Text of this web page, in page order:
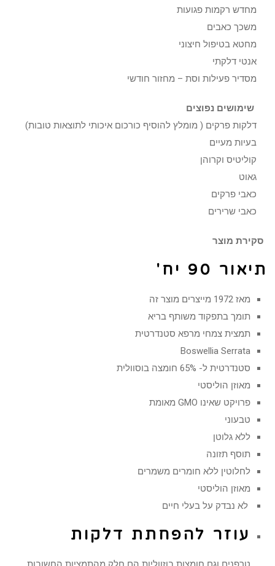
מחדש רקמות פגועות
משכך כאבים
מחטא בטיפול חיצוני
אנטי דלקתי
מסדיר פעילות וסת – מחזור חודשי
שימושים נפוצים
דלקות פרקים ( מומלץ להוסיף כורכום איכותי לתוצאות טובות)
בעיות מעיים
קוליטיס וקרוהן
גאוט
כאבי פרקים
כאבי שרירים
סקירת מוצר
תיאור 90 יח'
מאז 1972 מייצרים מוצר זה
תומך בתפקוד משותף בריא
תמצית צמחי מרפא סטנדרטית
Boswellia Serrata
סטנדרטית ל- 65% חומצה בוסוולית
מאוזן הוליסטי
פרויקט שאינו GMO מאומת
טבעוני
ללא גלוטן
תוסף תזונה
לחלוטין ללא חומרים משמרים
מאוזן הוליסטי
לא נבדק על בעלי חיים
עוזר להפחתת דלקות